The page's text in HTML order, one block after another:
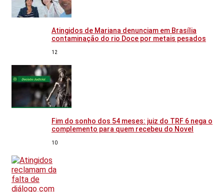
Atingidos de Mariana denunciam em Brasília
contaminação do rio Doce por metais pesados
12
Fim do sonho dos 54 meses: juiz do TRF 6 nega o
complemento para quem recebeu do Novel
10